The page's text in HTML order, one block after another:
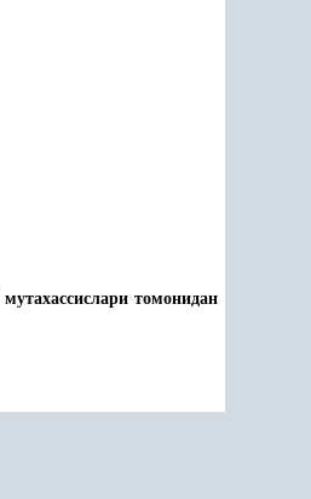
мутахассислари томонидан